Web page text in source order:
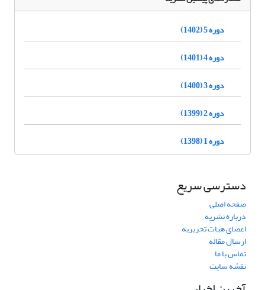
دوره 5 (1402)
دوره 4 (1401)
دوره 3 (1400)
دوره 2 (1399)
دوره 1 (1398)
دسترسی سریع
صفحه اصلی
درباره نشریه
اعضای هیات تحریریه
ارسال مقاله
تماس با ما
نقشه سایت